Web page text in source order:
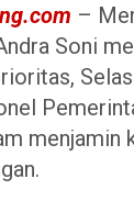
–
Soni
menjamin